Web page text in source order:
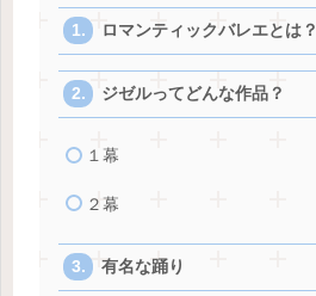
ロマンティックバレエとは？
ジゼルってどんな作品？
１幕
２幕
有名な踊り